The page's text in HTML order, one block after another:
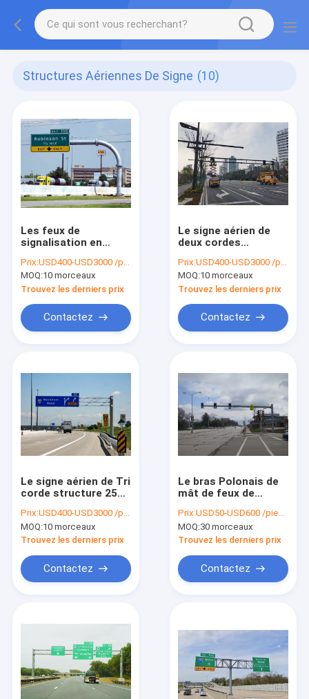
Structures Aériennes De Signe (10)
Les feux de
signalisation en
structurent la botte
aérienne de
structures
porteuses de signe
de bras de mât
Prix:USD400-USD3000 /piece
MOQ:10 morceaux
Trouvez les derniers prix
Contactez
Le signe aérien de
deux cordes
pieds que 10 pieds
ont galvanisé chaud
de Polonais plongés
Prix:USD400-USD3000 /piece
MOQ:10 morceaux
Trouvez les derniers prix
Contactez
Le signe aérien de Tri
corde structure 25
galvanisés plongés
chauds de 20 pieds
Prix:USD400-USD3000 /piece
MOQ:10 morceaux
Trouvez les derniers prix
Contactez
Le bras Polonais de
mât de feux de
soutient l'allumage
Polonais en acier
galvanisé 3M de
d'immersion chaude
Prix:USD50-USD600 /piece
MOQ:30 morceaux
Trouvez les derniers prix
Contactez